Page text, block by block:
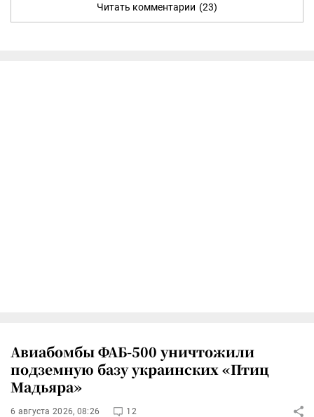
Читать комментарии (23)
Авиабомбы ФАБ-500 уничтожили
подземную базу украинских «Птиц
Мадьяра»
6 августа 2026, 08:26 12